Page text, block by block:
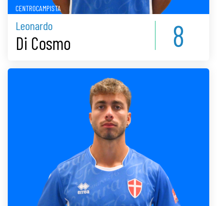
CENTROCAMPISTA
Leonardo
Di Cosmo 8